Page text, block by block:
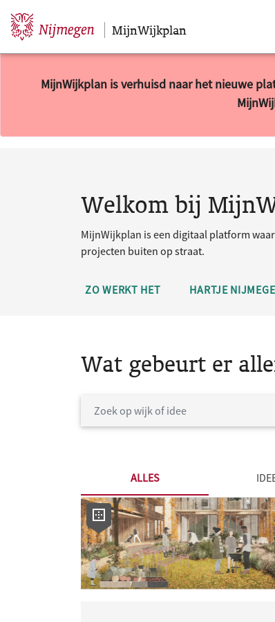
Sla navigatie over MijnWijkplan
MijnWijkplan is verhuisd naar het nieuwe
Welkom bij
MijnWijkplan is een digitaal platform
projecten buiten op straat.
ZO WERKT HET HARTJE
Wat gebeurt er
ALLES